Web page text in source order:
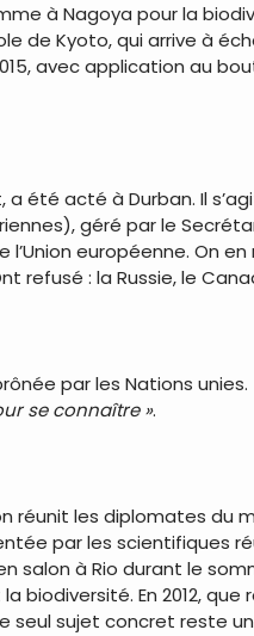
à Nagoya pour la
de Kyoto, qui arrive à
avec application au
été acté à Durban. Il
géré par le
européenne. On
refusé : la Russie, le
par les Nations unies.
se connaître ».
réunit les diplomates du
par les scientifiques
salon à Rio durant le
biodiversité. En 2012,
seul sujet concret reste